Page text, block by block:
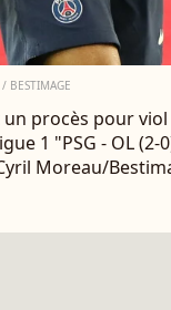
BESTIMAGE
procès pour viol
1 "PSG - OL (2-
Moreau/